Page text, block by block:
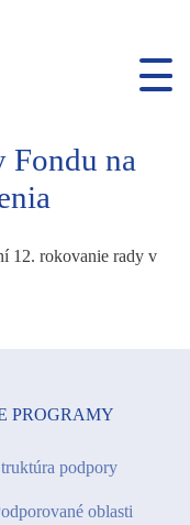
Fondu na
12. rokovanie rady v
PROGRAMY
podpory
oblasti